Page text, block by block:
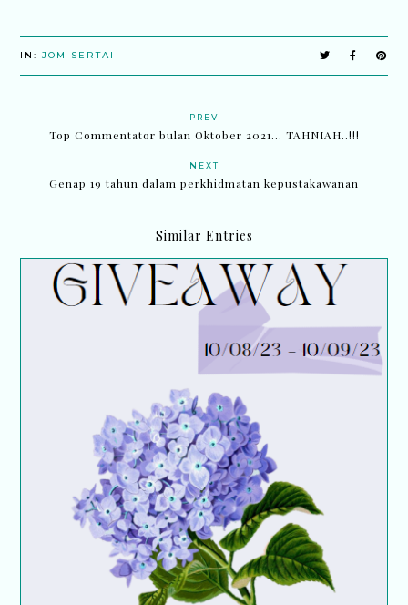
IN:JOM SERTAI
PREV
Top Commentator bulan Oktober 2021... TAHNIAH..!!!
NEXT
Genap 19 tahun dalam perkhidmatan kepustakawanan
Similar Entries
Birthday Giveaway FarhanaJafri.com 2023